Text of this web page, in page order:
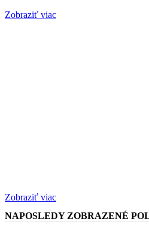
Zobraziť viac
Zobraziť viac
NAPOSLEDY ZOBRAZENÉ